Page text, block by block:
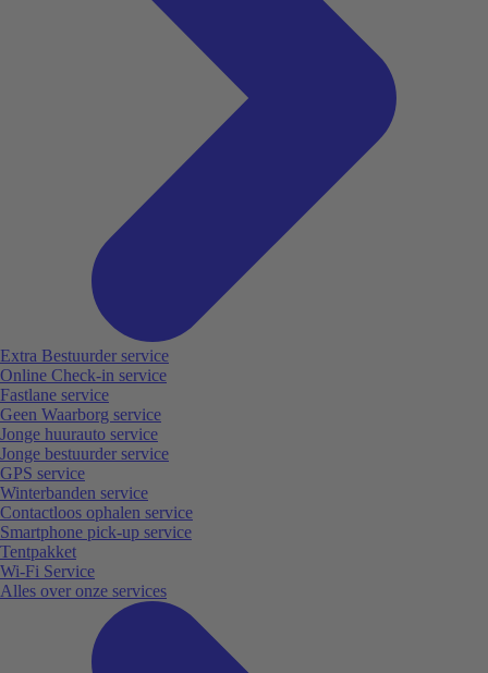
Extra Bestuurder service
Online Check-in service
Fastlane service
Geen Waarborg service
Jonge huurauto service
Jonge bestuurder service
GPS service
Winterbanden service
Contactloos ophalen service
Smartphone pick-up service
Tentpakket
Wi-Fi Service
Alles over onze services